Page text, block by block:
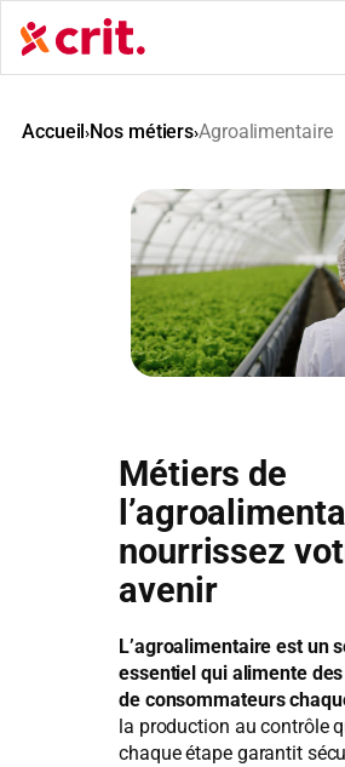
Aller
au
contenu
Accueil›Nos métiers›Agroalimentaire
Métiers de
nourrissez
avenir
L’agroalimentaire est un
essentiel qui alimente
de consommateurs
la production au contrôle
chaque étape garantit